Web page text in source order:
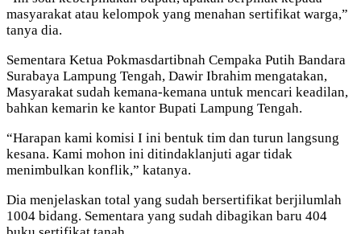
masyarakat atau kelompok yang menahan sertifikat warga,”
tanya dia.
Sementara Ketua Pokmasdartibnah Cempaka Putih Bandara
Surabaya Lampung Tengah, Dawir Ibrahim mengatakan,
Masyarakat sudah kemana-kemana untuk mencari keadilan,
bahkan kemarin ke kantor Bupati Lampung Tengah.
“Harapan kami komisi I ini bentuk tim dan turun langsung
kesana. Kami mohon ini ditindaklanjuti agar tidak
menimbulkan konflik,” katanya.
Dia menjelaskan total yang sudah bersertifikat berjilumlah
1004 bidang. Sementara yang sudah dibagikan baru 404